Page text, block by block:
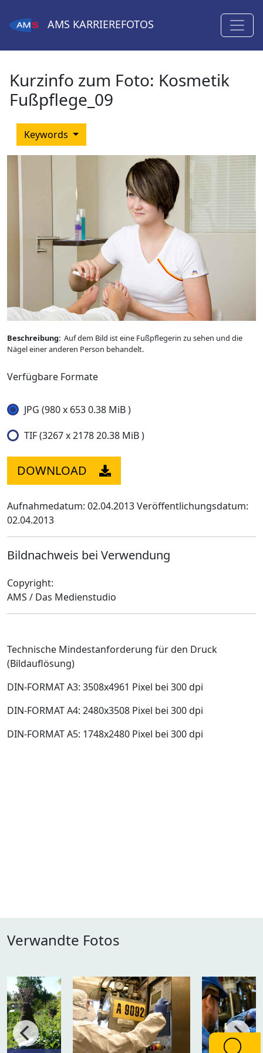
AMS KARRIEREFOTOS
Kurzinfo zum Foto: Kosmetik
Fußpflege_09
Keywords
Beschreibung: Auf dem Bild ist eine Fußpflegerin zu sehen und die
Nägel einer anderen Person behandelt.
Verfügbare Formate
JPG (980 x 653 0.38 MiB )
TIF (3267 x 2178 20.38 MiB )
DOWNLOAD
Aufnahmedatum: 02.04.2013Veröffentlichungsdatum:
02.04.2013
Bildnachweis bei Verwendung
Copyright:
AMS / Das Medienstudio
Technische Mindestanforderung für den Druck
(Bildauflösung)
DIN-FORMAT A3: 3508x4961 Pixel bei 300 dpi
DIN-FORMAT A4: 2480x3508 Pixel bei 300 dpi
DIN-FORMAT A5: 1748x2480 Pixel bei 300 dpi
Verwandte Fotos